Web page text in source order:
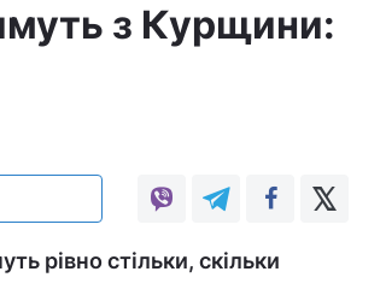
з Курщини:
рівно стільки, скільки